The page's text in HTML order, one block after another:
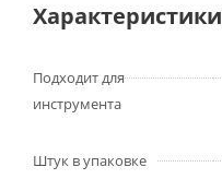
Характеристики
Подходит для
инструмента
Штук в упаковке